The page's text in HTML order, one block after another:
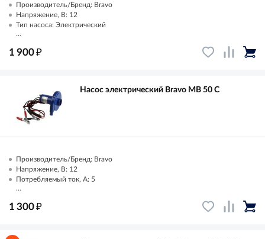
Производитель/Бренд: Bravo
Напряжение, В: 12
Тип насоса: Электрический
...
1 900₽
Насос электрический Bravo MB 50 C
Производитель/Бренд: Bravo
Напряжение, В: 12
Потребляемый ток, А: 5
...
1 300₽